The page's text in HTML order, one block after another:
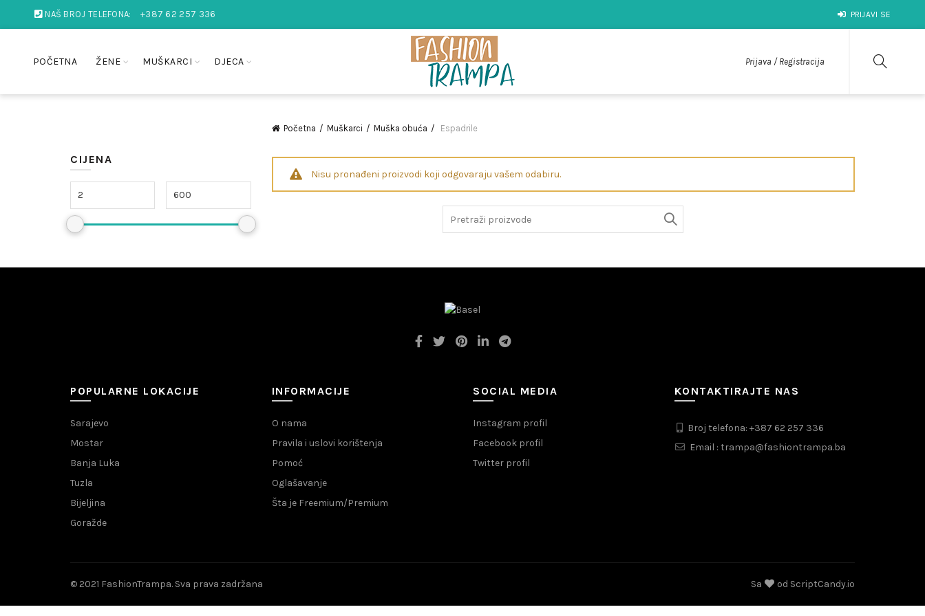
NAŠ BROJ TELEFONA: +387 62 257 336 PRIJAVI SE
POČETNA ŽENE MUŠKARCI DJECA Prijava / Registracija
Početna Muškarci Muška obuća Espadrile
Nisu pronađeni proizvodi koji odgovaraju vašem odabiru.
CIJENA
POPULARNE LOKACIJE
Sarajevo
Mostar
Banja Luka
Tuzla
Bijeljina
Goražde
INFORMACIJE
O nama
Pravila i uslovi korištenja
Pomoć
Oglašavanje
Šta je Freemium/Premium
SOCIAL MEDIA
Instagram profil
Facebook profil
Twitter profil
KONTAKTIRAJTE NAS
Broj telefona: +387 62 257 336
Email : trampa@fashiontrampa.ba
© 2021 FashionTrampa. Sva prava zadržana Sa od ScriptCandy.io